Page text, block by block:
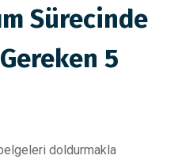
Sürecinde
5
doldurmakla